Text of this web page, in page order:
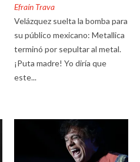
Efraín Trava
Velázquez suelta la bomba para
su público mexicano: Metallica
terminó por sepultar al metal.
¡Puta madre! Yo diría que
este...